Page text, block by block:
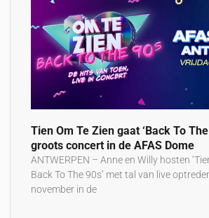
Tien Om Te Zien gaat ‘Back To
groots concert in de AFAS Dome
ANTWERPEN – Anne en Willy hosten
Back To The 90s’ met tal van live
november in de